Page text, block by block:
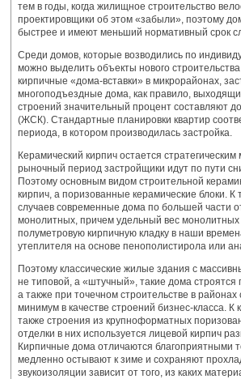
тем в годы, когда жилищное строительство
проектировщики об этом «забыли», поэтому
быстрее и имеют меньший нормативный срок
Среди домов, которые возводились по
можно выделить объекты нового
кирпичные «дома-вставки» в микрорайонах,
многоподъездные дома, как правило,
строений значительный процент составляют
(ЖСК). Стандартные планировки квартир
периода, в котором производилась застройка.
Керамический кирпич остается
рыночный период застройщики идут по пути
Поэтому основным видом строительной
кирпич, а поризованные керамические блоки.
случаев современные дома по большей части
монолитных, причем удельный вес монолитных
полуметровую кирпичную кладку в наши
утеплителя на основе пенополистирола или
Поэтому классические жилые здания с
не типовой, а «штучный», такие дома
а также при точечном строительстве в
минимум в качестве строений бизнес-класса. К
также строения из крупноформатных
отделки в них используется лицевой кирпич
Кирпичные дома отличаются благоприятными
медленно остывают к зиме и сохраняют
звукоизоляции зависит от того, из каких